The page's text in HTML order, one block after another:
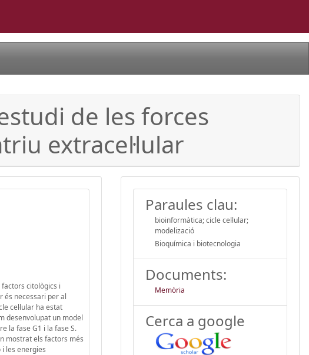
de les forces
extracel·lular
citològics i
és necessari per al
cel·lular ha estat
desenvolupat un model
la fase G1 i la fase S.
mostrat els factors més
les energies
Paraules clau:
bioinformàtica; cicle cel·lular;
modelizació
Bioquímica i biotecnologia
Documents:
Memòria
Cerca a google